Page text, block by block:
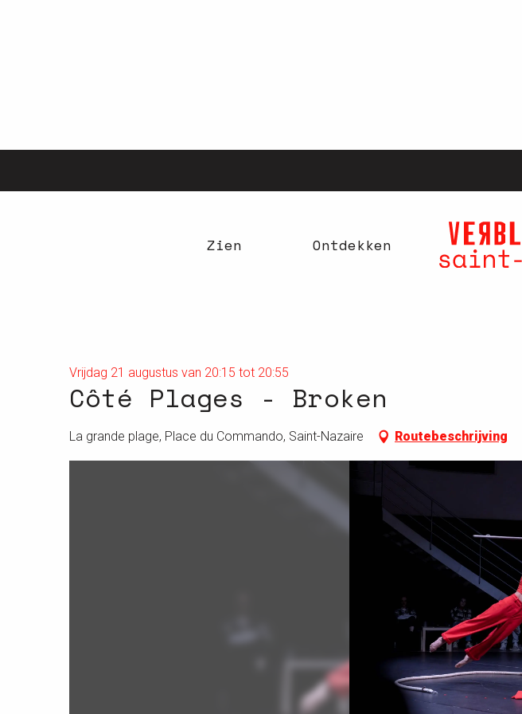
Zien Ontdekken
Vrijdag 21 augustus van 20:15 tot 20:55
Côté Plages - Broken
La grande plage, Place du Commando, Saint-Nazaire Routebeschrijving